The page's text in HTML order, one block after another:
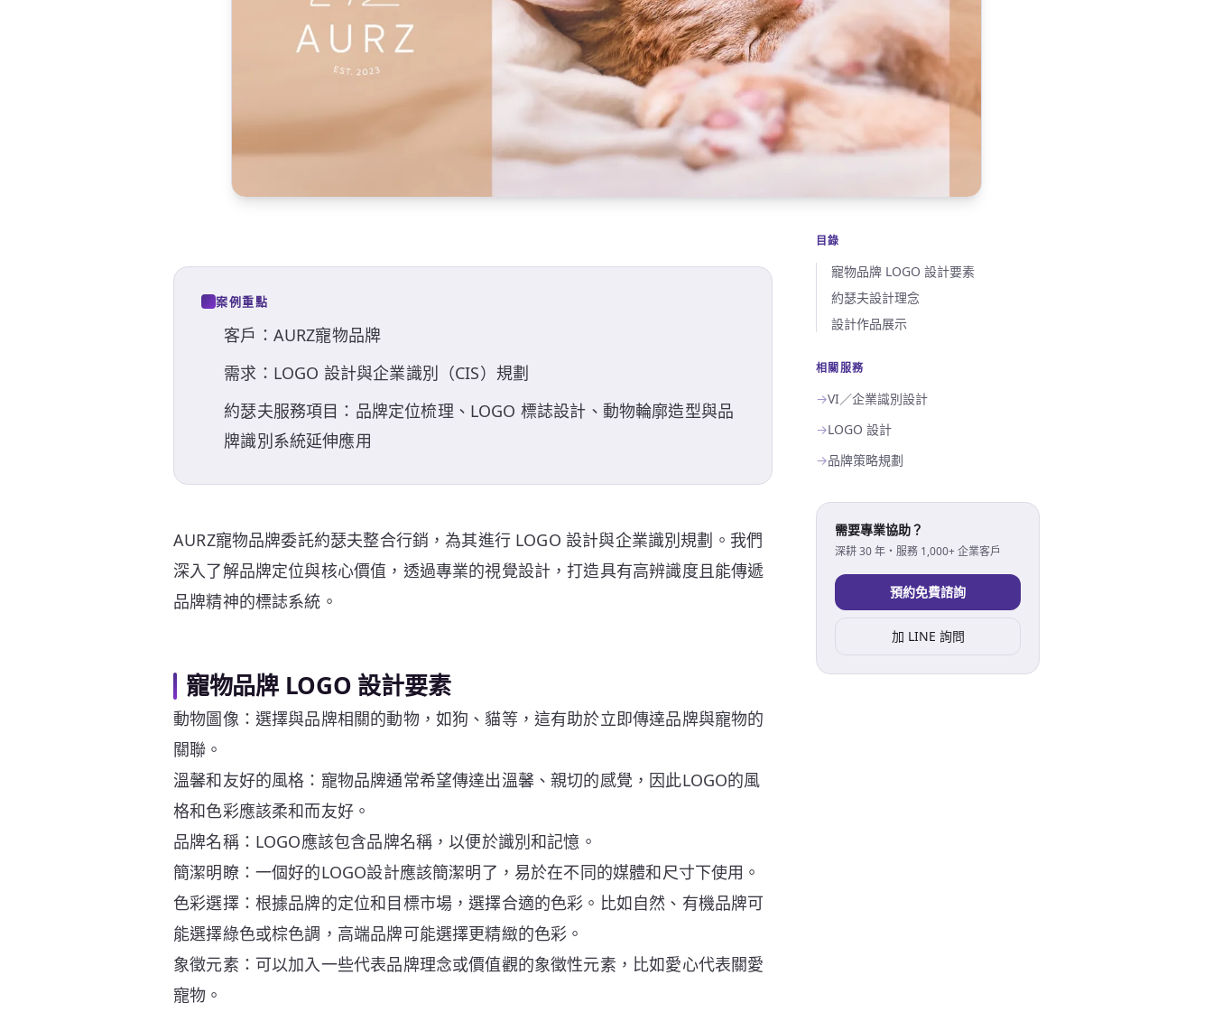
案例重點
客戶：AURZ寵物品牌
需求：LOGO 設計與企業識別（CIS）規劃
約瑟夫服務項目：品牌定位梳理、LOGO 標誌設計、動物輪廓造型與品
牌識別系統延伸應用
AURZ寵物品牌委託約瑟夫整合行銷，為其進行 LOGO 設計與企業識別規劃。我們
深入了解品牌定位與核心價值，透過專業的視覺設計，打造具有高辨識度且能傳遞
品牌精神的標誌系統。
寵物品牌 LOGO 設計要素
動物圖像：選擇與品牌相關的動物，如狗、貓等，這有助於立即傳達品牌與寵物的
關聯。
溫馨和友好的風格：寵物品牌通常希望傳達出溫馨、親切的感覺，因此LOGO的風
格和色彩應該柔和而友好。
品牌名稱：LOGO應該包含品牌名稱，以便於識別和記憶。
簡潔明瞭：一個好的LOGO設計應該簡潔明了，易於在不同的媒體和尺寸下使用。
色彩選擇：根據品牌的定位和目標市場，選擇合適的色彩。比如自然、有機品牌可
能選擇綠色或棕色調，高端品牌可能選擇更精緻的色彩。
象徵元素：可以加入一些代表品牌理念或價值觀的象徵性元素，比如愛心代表關愛
寵物。
目錄
寵物品牌 LOGO 設計要素
約瑟夫設計理念
設計作品展示
相關服務
→VI／企業識別設計
→LOGO 設計
→品牌策略規劃
需要專業協助？
深耕 30 年・服務 1,000+ 企業客戶
預約免費諮詢
加 LINE 詢問